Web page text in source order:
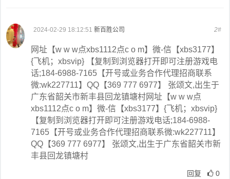
2024-02-29 18:12:51 新百胜公司 2#
网址【w w w点xbs1112点c o m】微-信【xbs3177】
{飞机；xbsvip} 【复制到浏览器打开即可注册游戏电
话;184-6988-7165【开号或业务合作代理招商联系
微:wk227711】QQ【369 777 6977】 张颂文,出生于
广东省韶关市新丰县回龙镇塘村网址【w w w点
xbs1112点c o m】微-信【xbs3177】{飞机；xbsvip}
【复制到浏览器打开即可注册游戏电话;184-6988-
7165【开号或业务合作代理招商联系微:wk227711】
QQ【369 777 6977】 张颂文,出生于广东省韶关市新
丰县回龙镇塘村
回复 0